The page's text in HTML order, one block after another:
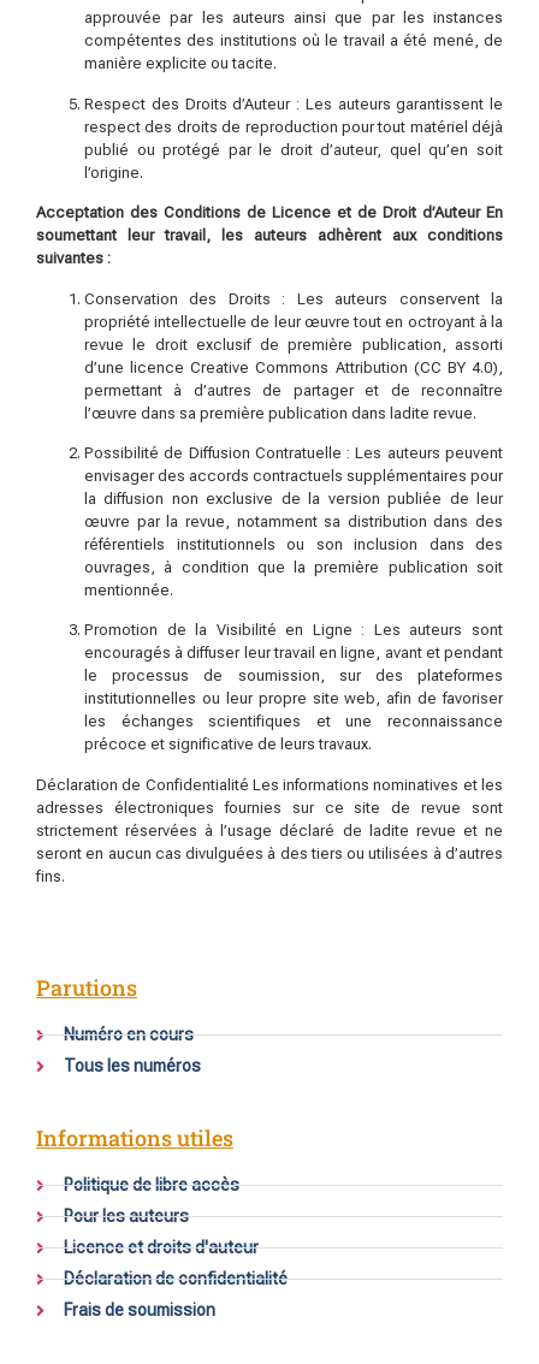
approuvée par les auteurs ainsi que par les instances
compétentes des institutions où le travail a été mené, de
manière explicite ou tacite.
Respect des Droits d’Auteur : Les auteurs garantissent le
respect des droits de reproduction pour tout matériel déjà
publié ou protégé par le droit d’auteur, quel qu’en soit
l’origine.
Acceptation des Conditions de Licence et de Droit d’Auteur En
soumettant leur travail, les auteurs adhèrent aux conditions
suivantes :
Conservation des Droits : Les auteurs conservent la
propriété intellectuelle de leur œuvre tout en octroyant à la
revue le droit exclusif de première publication, assorti
d’une licence Creative Commons Attribution (CC BY 4.0),
permettant à d’autres de partager et de reconnaître
l’œuvre dans sa première publication dans ladite revue.
Possibilité de Diffusion Contratuelle : Les auteurs peuvent
envisager des accords contractuels supplémentaires pour
la diffusion non exclusive de la version publiée de leur
œuvre par la revue, notamment sa distribution dans des
référentiels institutionnels ou son inclusion dans des
ouvrages, à condition que la première publication soit
mentionnée.
Promotion de la Visibilité en Ligne : Les auteurs sont
encouragés à diffuser leur travail en ligne, avant et pendant
le processus de soumission, sur des plateformes
institutionnelles ou leur propre site web, afin de favoriser
les échanges scientifiques et une reconnaissance
précoce et significative de leurs travaux.
Déclaration de Confidentialité Les informations nominatives et les
adresses électroniques fournies sur ce site de revue sont
strictement réservées à l’usage déclaré de ladite revue et ne
seront en aucun cas divulguées à des tiers ou utilisées à d’autres
fins.
Parutions
Numéro en cours
Tous les numéros
Informations utiles
Politique de libre accès
Pour les auteurs
Licence et droits d'auteur
Déclaration de confidentialité
Frais de soumission